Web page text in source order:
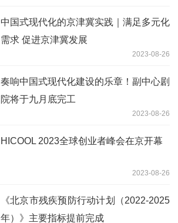
中国式现代化的京津冀实践｜满足多元化
需求 促进京津冀发展
2023-08-26
奏响中国式现代化建设的乐章！副中心剧
院将于九月底完工
2023-08-26
HICOOL 2023全球创业者峰会在京开幕
2023-08-26
《北京市残疾预防行动计划（2022-2025
年）》主要指标提前完成